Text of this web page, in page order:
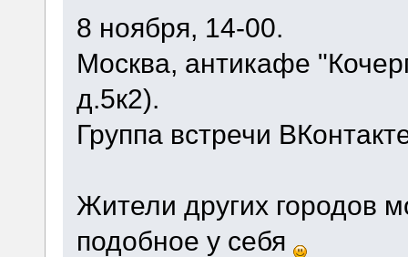
8 ноября, 14-00.
Москва, антикафе
д.5к2).
Группа встречи
Жители других городов
подобное у себя